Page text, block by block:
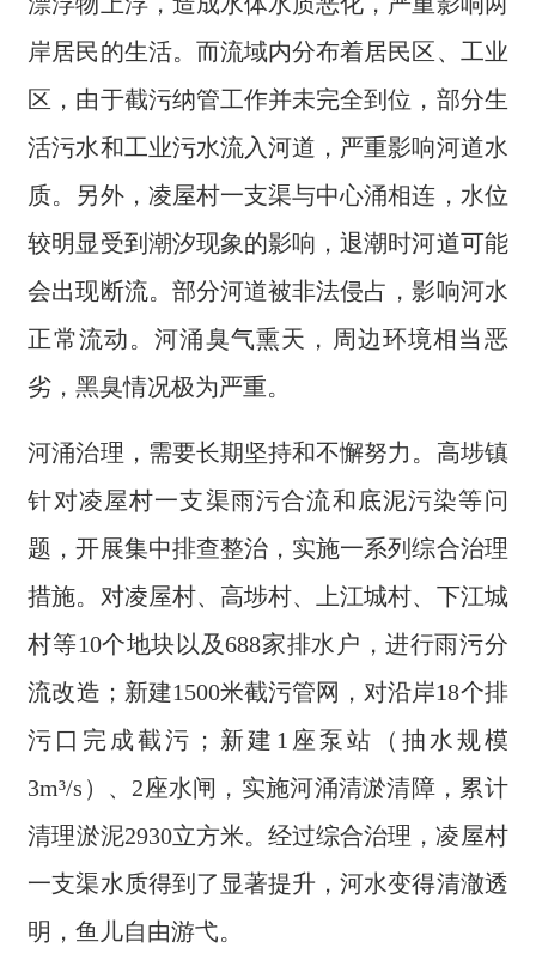
岸居民的生活。而流域内分布着居民区、工业
区，由于截污纳管工作并未完全到位，部分生
活污水和工业污水流入河道，严重影响河道水
质。另外，凌屋村一支渠与中心涌相连，水位
较明显受到潮汐现象的影响，退潮时河道可能
会出现断流。部分河道被非法侵占，影响河水
正常流动。河涌臭气熏天，周边环境相当恶
劣，黑臭情况极为严重。
河涌治理，需要长期坚持和不懈努力。高埗镇
针对凌屋村一支渠雨污合流和底泥污染等问
题，开展集中排查整治，实施一系列综合治理
措施。对凌屋村、高埗村、上江城村、下江城
村等10个地块以及688家排水户，进行雨污分
流改造；新建1500米截污管网，对沿岸18个排
污口完成截污；新建1座泵站（抽水规模
3m³/s）、2座水闸，实施河涌清淤清障，累计
清理淤泥2930立方米。经过综合治理，凌屋村
一支渠水质得到了显著提升，河水变得清澈透
明，鱼儿自由游弋。